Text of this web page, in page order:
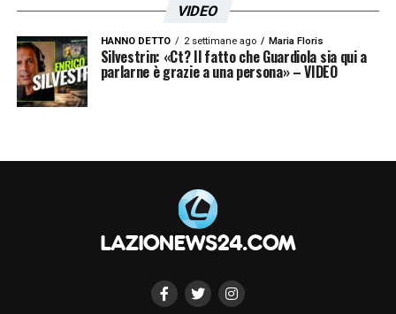
VIDEO
HANNO DETTO 2 settimane ago Maria Floris
Silvestrin: «Ct? Il fatto che Guardiola sia qui a
parlarne è grazie a una persona» – VIDEO